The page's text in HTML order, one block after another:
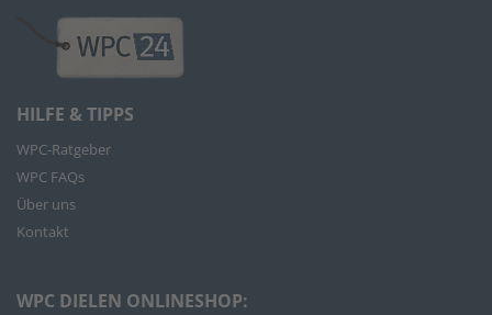
HILFE & TIPPS
WPC-Ratgeber
WPC FAQs
Über uns
Kontakt
WPC DIELEN ONLINESHOP: